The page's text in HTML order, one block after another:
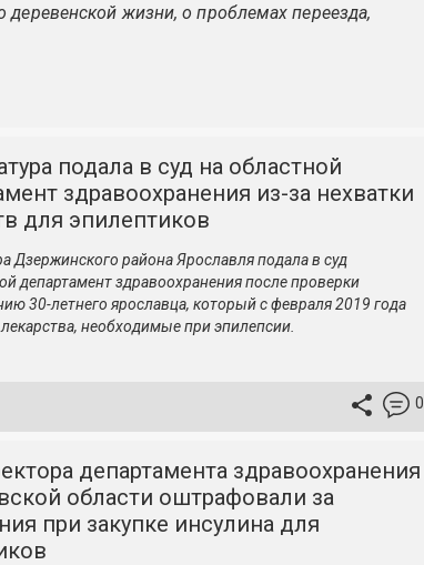
жизни, о проблемах переезда,
подала в суд на областной
здравоохранения из-за нехватки
для эпилептиков
Дзержинского района Ярославля подала в суд
департамент здравоохранения после проверки
30-летнего ярославца, который с февраля 2019 года
необходимые при эпилепсии.
0
департамента здравоохранения
области оштрафовали за
при закупке инсулина для